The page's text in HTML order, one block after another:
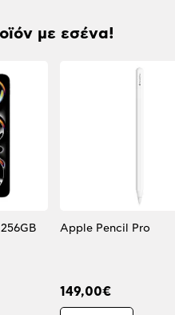
με εσένα!
Apple Pencil Pro
149,00€